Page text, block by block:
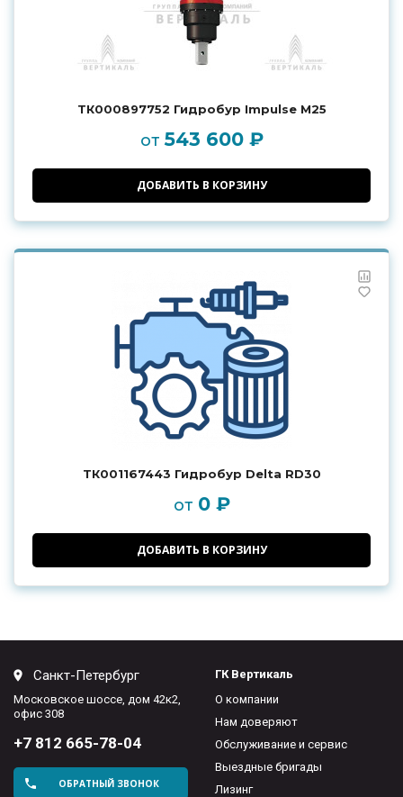
ТК000897752 Гидробур Impulse M25
от543 600 ₽
ДОБАВИТЬ В КОРЗИНУ
ТК001167443 Гидробур Delta RD30
от 0 ₽
ДОБАВИТЬ В КОРЗИНУ
Санкт-Петербург
Московское шоссе, дом 42к2,
офис 308
+7 812 665-78-04
ОБРАТНЫЙ ЗВОНОК
ГК Вертикаль
О компании
Нам доверяют
Обслуживание и сервис
Выездные бригады
Лизинг